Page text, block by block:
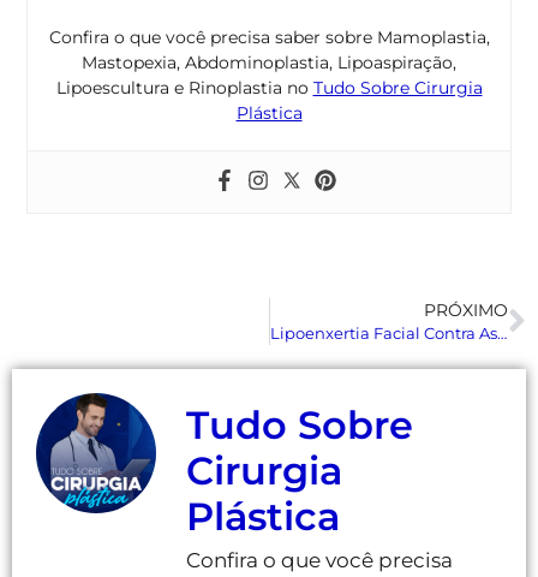
Confira o que você precisa saber sobre Mamoplastia,
Mastopexia, Abdominoplastia, Lipoaspiração,
Lipoescultura e Rinoplastia no Tudo Sobre Cirurgia
Plástica
PRÓXIMO
Lipoenxertia Facial Contra As Rugas: Entenda Seus Benefícios!
Tudo Sobre
Cirurgia
Plástica
Confira o que você precisa